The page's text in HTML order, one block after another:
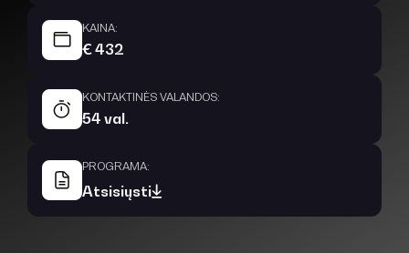
KAINA:
€ 432
KONTAKTINĖS VALANDOS:
54 val.
PROGRAMA:
Atsisiųsti